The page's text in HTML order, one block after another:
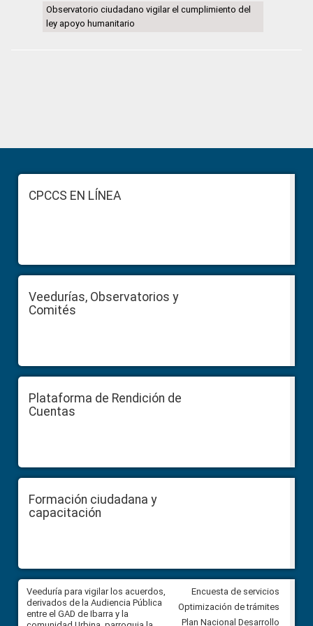
Observatorio ciudadano vigilar el cumplimiento del
ley apoyo humanitario
Sidebar
FooterCPCCS EN LÍNEA
Veedurías, Observatorios y
Comités
Plataforma de Rendición de
Cuentas
Formación ciudadana y
capacitación
Veeduría para vigilar los acuerdos,
derivados de la Audiencia Pública
entre el GAD de Ibarra y la
CPCCS convoca a Veeduría
Ciudadana para vigilar el
Encuesta de servicios
Optimización de trámites
Plan Nacional Desarrollo